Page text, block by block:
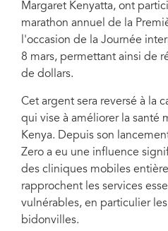
Plus de 15 000 Kenyans, dont la Première
au deuxième semi-marathon annuel de la
la Journée internationale de la Femme le 8
de 4 millions de dollars.
Margaret Kenyatta, ont
marathon annuel de la
l'occasion de la Journée
8 mars, permettant ainsi de
de dollars.
Cet argent sera reversé à la
qui vise à améliorer la santé
Kenya. Depuis son
Zero a eu une influence
des cliniques mobiles
rapprochent les services
vulnérables, en particulier
bidonvilles.